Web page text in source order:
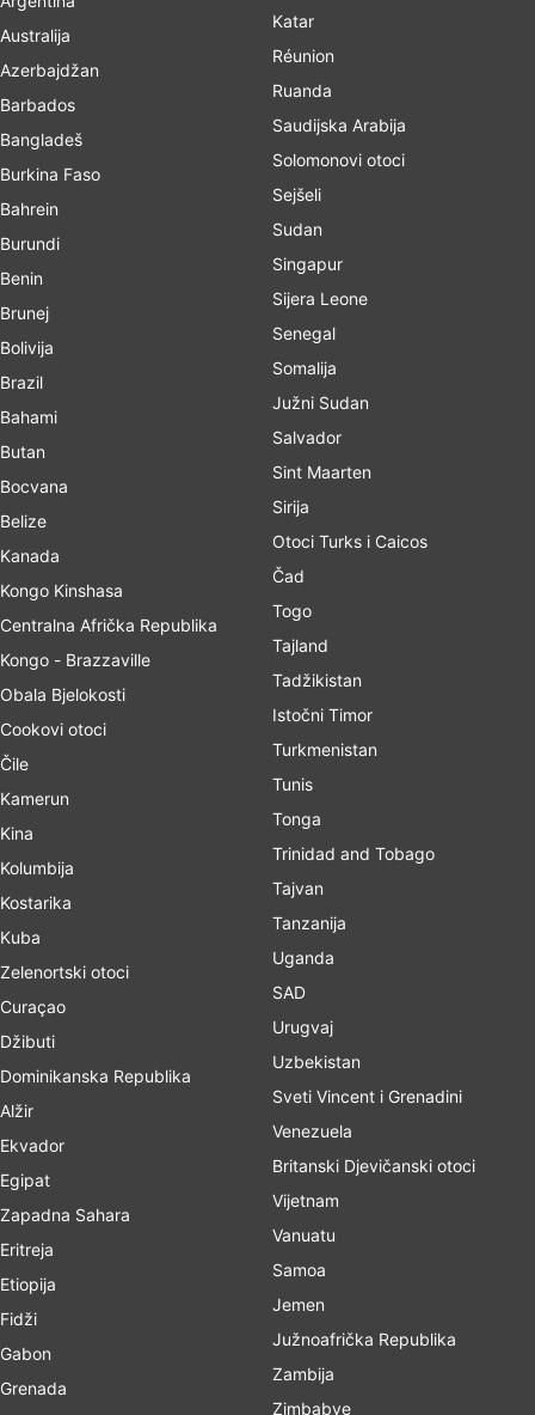
Australija
Azerbajdžan
Barbados
Bangladeš
Burkina Faso
Bahrein
Burundi
Benin
Brunej
Bolivija
Brazil
Bahami
Butan
Bocvana
Belize
Kanada
Kongo Kinshasa
Centralna Afrička Republika
Kongo - Brazzaville
Obala Bjelokosti
Cookovi otoci
Čile
Kamerun
Kina
Kolumbija
Kostarika
Kuba
Zelenortski otoci
Curaçao
Džibuti
Dominikanska Republika
Alžir
Ekvador
Egipat
Zapadna Sahara
Eritreja
Etiopija
Fidži
Gabon
Grenada
Katar
Réunion
Ruanda
Saudijska Arabija
Solomonovi otoci
Sejšeli
Sudan
Singapur
Sijera Leone
Senegal
Somalija
Južni Sudan
Salvador
Sint Maarten
Sirija
Otoci Turks i Caicos
Čad
Togo
Tajland
Tadžikistan
Istočni Timor
Turkmenistan
Tunis
Tonga
Trinidad and Tobago
Tajvan
Tanzanija
Uganda
SAD
Urugvaj
Uzbekistan
Sveti Vincent i Grenadini
Venezuela
Britanski Djevičanski otoci
Vijetnam
Vanuatu
Samoa
Jemen
Južnoafrička Republika
Zambija
Zimbabve